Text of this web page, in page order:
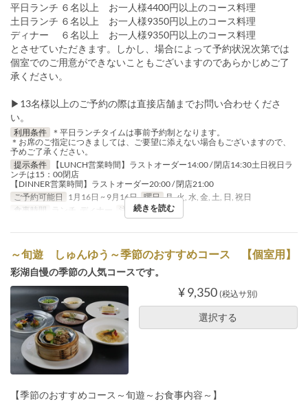
平日ランチ ６名以上 お一人様4400円以上のコース料理
土日ランチ ６名以上 お一人様9350円以上のコース料理
ディナー ６名以上 お一人様9350円以上のコース料理
とさせていただきます。しかし、場合によって予約状況次第では
個室でのご用意ができないこともございますのであらかじめご了
承ください。
▶13名様以上のご予約の際は直接店舗までお問い合わせくださ
い。
利用条件
＊平日ランチタイムは事前予約制となります。
＊お席のご指定につきましては、ご要望に添えない場合もございますので、
予めご了承ください。
提示条件
【LUNCH営業時間】ラストオーダー14:00 / 閉店14:30土日祝日ラ
ンチは15：00閉店
【DINNER営業時間】ラストオーダー20:00 / 閉店21:00
ご予約可能日
1月16日 ~ 9月16日 曜日 月, 火, 水, 金, 土, 日, 祝日
食事時間
ランチ, ディナー 注文数制限 4 ~
続きを読む
～旬遊 しゅんゆう～季節のおすすめコース 【個室用】
彩湖自慢の季節の人気コースです。
¥ 9,350 (税込サ別)
選択する
【季節のおすすめコース～旬遊～お食事内容～】